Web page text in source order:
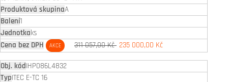
A
1
ks
AKCE 311 057,00 Kč 235 000,00 Kč
IHP086L4832
ITEC E-TC 16